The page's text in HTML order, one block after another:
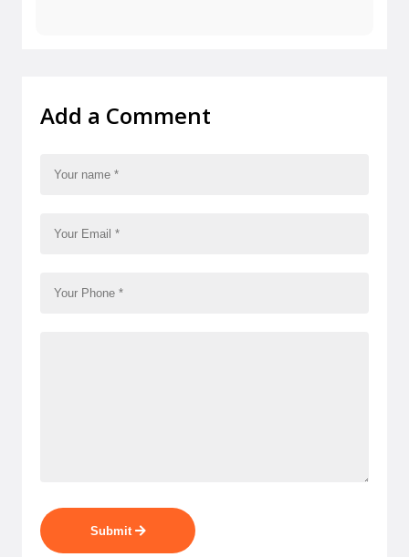
Add a Comment
Submit